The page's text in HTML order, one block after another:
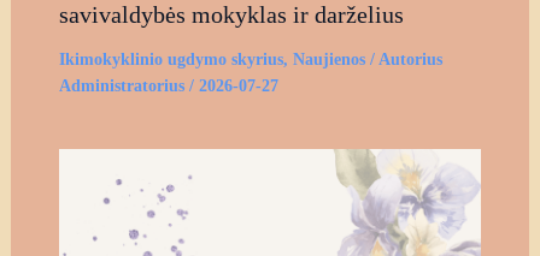
savivaldybės mokyklas ir darželius
Ikimokyklinio ugdymo skyrius, Naujienos/ Autorius
Administratorius / 2026-07-27